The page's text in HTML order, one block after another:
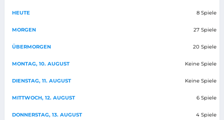
HEUTE 8 Spiele
MORGEN 27 Spiele
ÜBERMORGEN 20 Spiele
MONTAG, 10. AUGUST Keine Spiele
DIENSTAG, 11. AUGUST Keine Spiele
MITTWOCH, 12. AUGUST 6 Spiele
DONNERSTAG, 13. AUGUST 4 Spiele